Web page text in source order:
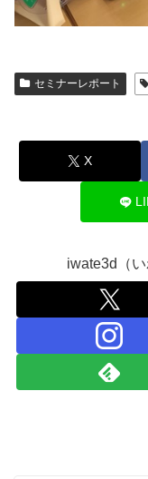
セミナーレポート
X
iwate3d（